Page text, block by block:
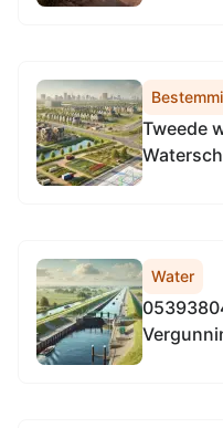
Tweede
Water